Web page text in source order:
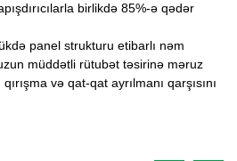
birlikdə 85%-ə qədər
panel strukturu etibarlı nəm
müddətli rütubət təsirinə məruz
və qat-qat ayrılmanı qarşısını